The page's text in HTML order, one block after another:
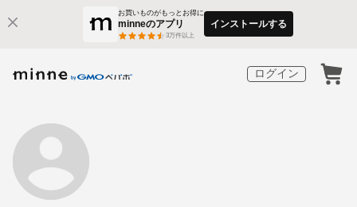
お買いものがもっとお得に
minneのアプリ
3万件以上
インストールする
ログイン